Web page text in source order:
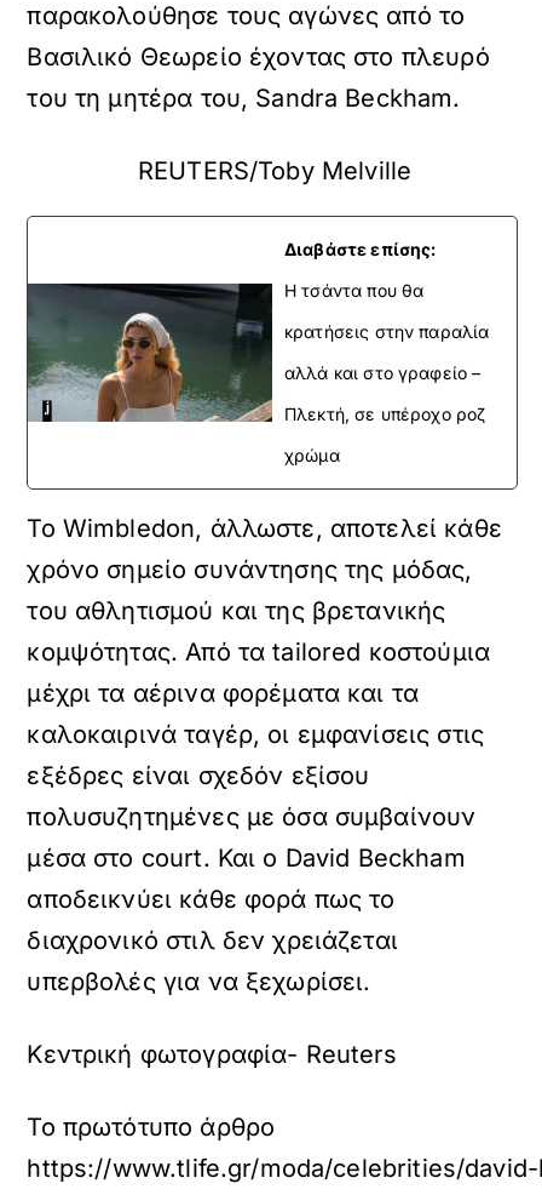
παρακολούθησε τους αγώνες από το
Βασιλικό Θεωρείο έχοντας στο πλευρό
του τη μητέρα του, Sandra Beckham.
REUTERS/Toby Melville
Διαβάστε επίσης:
H τσάντα που θα
κρατήσεις στην παραλία
αλλά και στο γραφείο –
Πλεκτή, σε υπέροχο ροζ
χρώμα
Το Wimbledon, άλλωστε, αποτελεί κάθε
χρόνο σημείο συνάντησης της μόδας,
του αθλητισμού και της βρετανικής
κομψότητας. Από τα tailored κοστούμια
μέχρι τα αέρινα φορέματα και τα
καλοκαιρινά ταγέρ, οι εμφανίσεις στις
εξέδρες είναι σχεδόν εξίσου
πολυσυζητημένες με όσα συμβαίνουν
μέσα στο court. Και ο David Beckham
αποδεικνύει κάθε φορά πως το
διαχρονικό στιλ δεν χρειάζεται
υπερβολές για να ξεχωρίσει.
Kεντρική φωτογραφία- Reuters
Το πρωτότυπο άρθρο
https://www.tlife.gr/moda/celebrities/